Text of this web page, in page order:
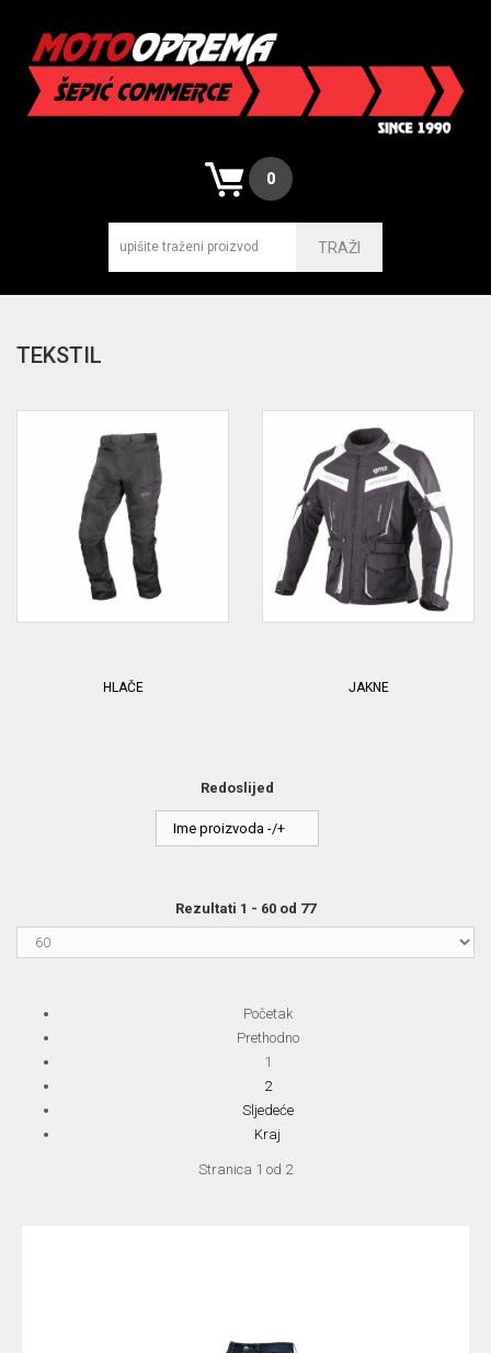
0
TRAŽI
TEKSTIL
HLAČE JAKNE
Redoslijed
Ime proizvoda -/+
Rezultati 1 - 60 od 77
Početak
Prethodno
1
2
Sljedeće
Kraj
Stranica 1 od 2